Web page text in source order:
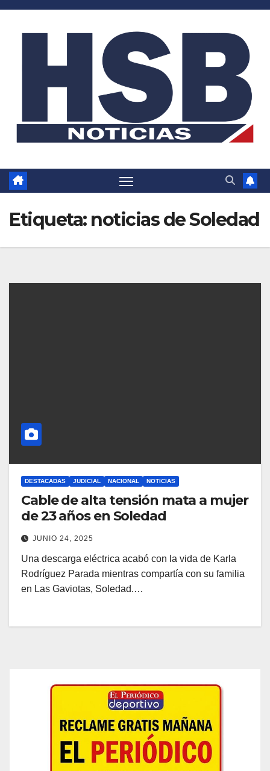
Saltar
Etiqueta: noticias de Soledad
DESTACADAS JUDICIAL NACIONAL NOTICIAS
Cable de alta tensión mata a mujer
de 23 años en Soledad
JUNIO 24, 2025
Una descarga eléctrica acabó con la vida de Karla
Rodríguez Parada mientras compartía con su familia
en Las Gaviotas, Soledad.…